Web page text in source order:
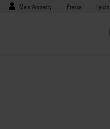
Benutzermenü
Mein Amnesty Presse
Presse